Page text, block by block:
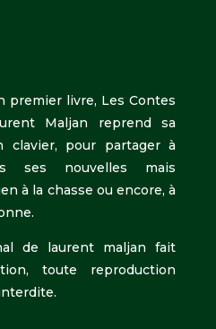
premier livre, Les Contes
Maljan reprend sa
clavier, pour partager à
ses nouvelles mais
à la chasse ou encore, à
de laurent maljan fait
toute reproduction